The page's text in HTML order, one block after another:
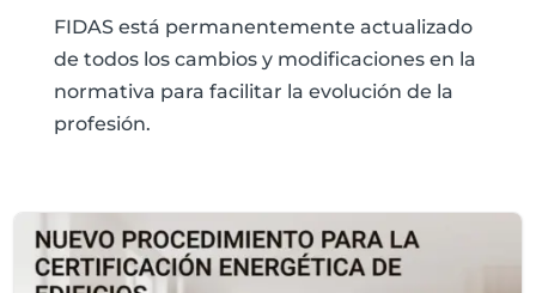
FIDAS está permanentemente actualizado
de todos los cambios y modificaciones en la
normativa para facilitar la evolución de la
profesión.